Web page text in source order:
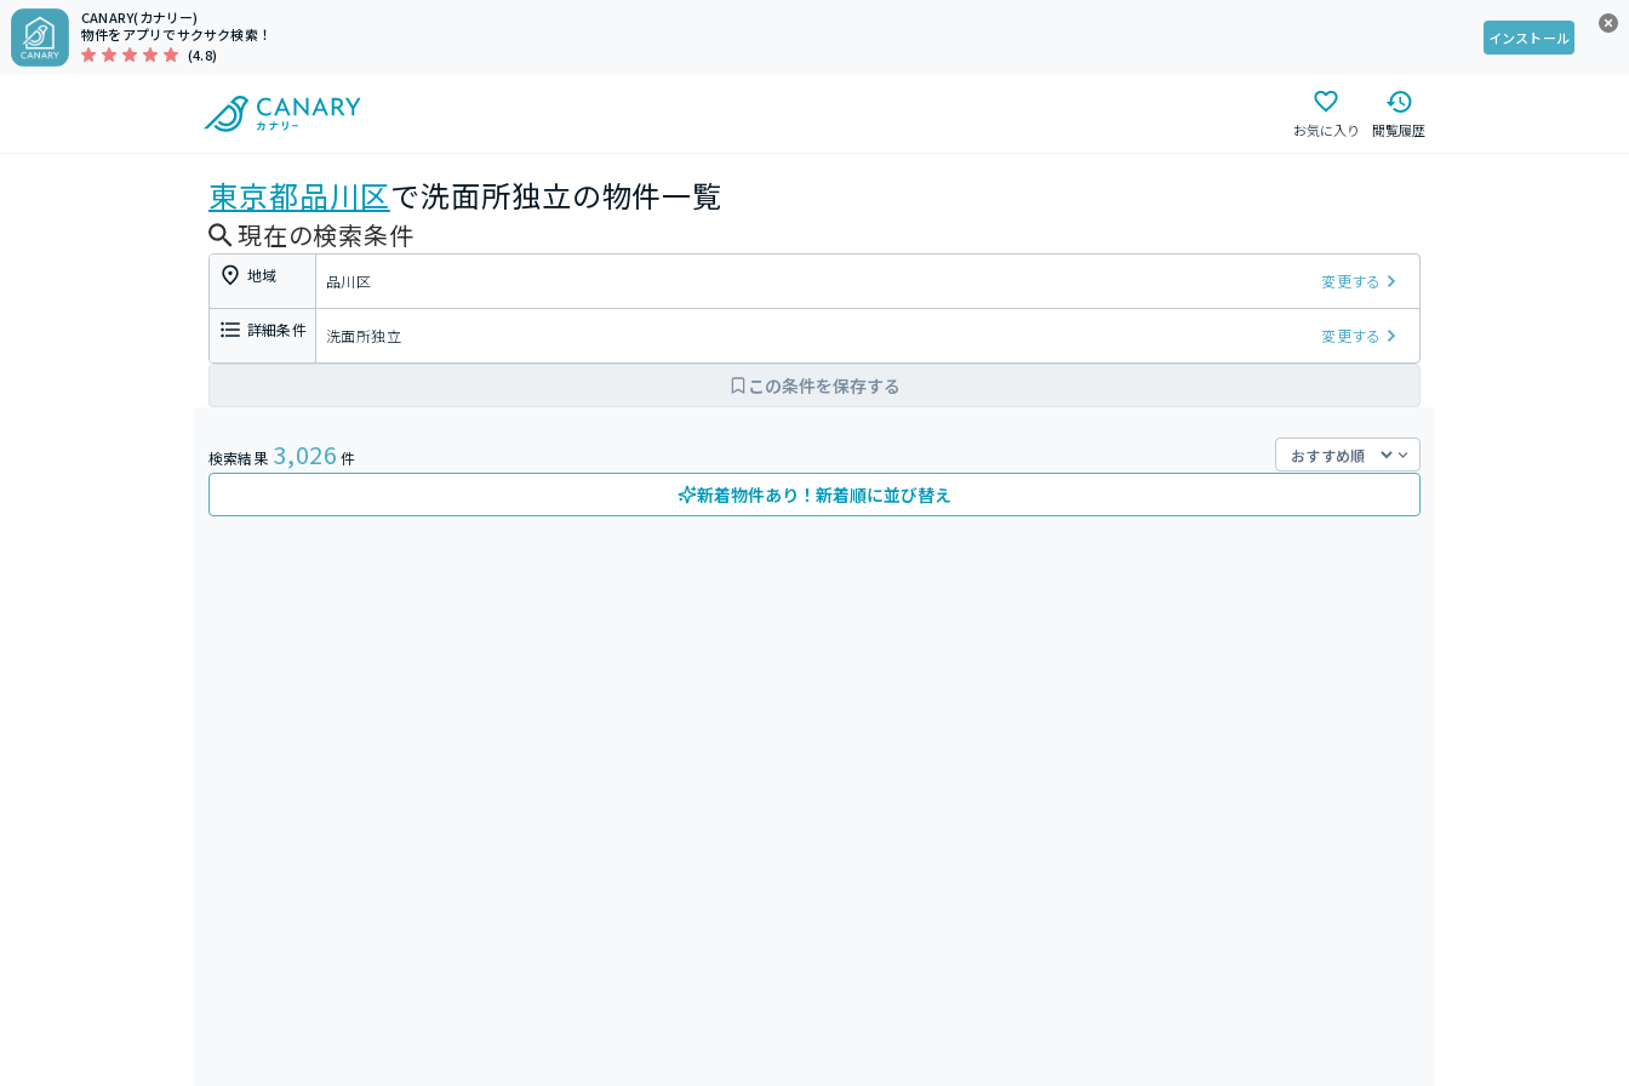
CANARY(カナリー)
物件をアプリでサクサク検索！
(4.8)
インストール
お気に入り 閲覧履歴
東京都品川区で洗面所独立の物件一覧
現在の検索条件
地域 品川区 変更する
詳細条件 洗面所独立 変更する
この条件を保存する
検索結果 3,026 件
新着物件あり！新着順に並び替え